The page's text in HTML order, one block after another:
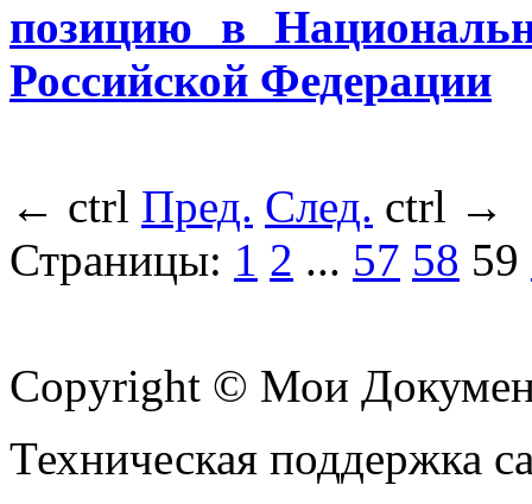
позицию в
Российской Федерации
← ctrl Пред. След. ctrl →
Страницы: 1 2 ... 57 58 59
Copyright © Мои
Техническая поддержка